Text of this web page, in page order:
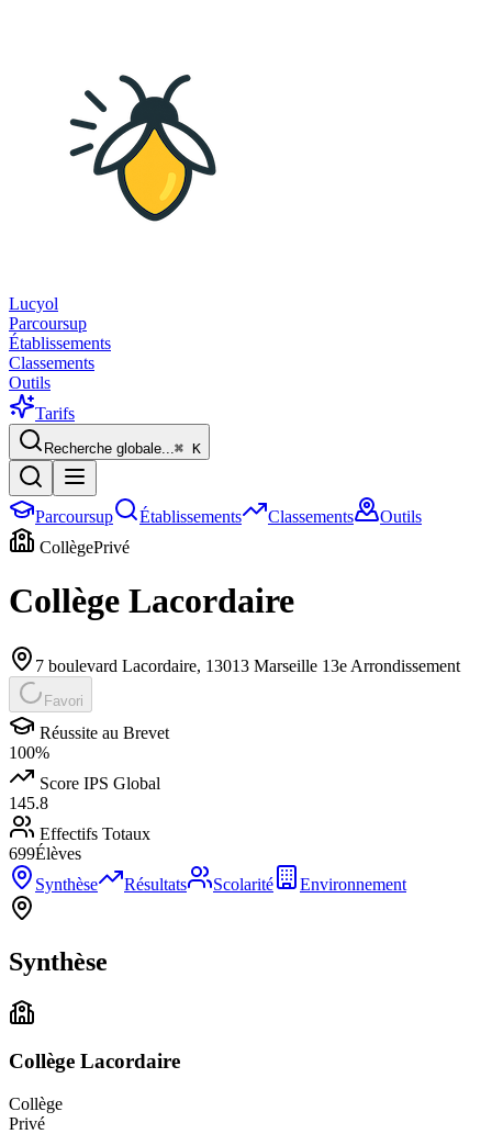
Lucyol
Parcoursup
Établissements
Classements
Outils
Tarifs
Recherche globale...⌘ K
Parcoursup Établissements Classements
Outils
CollègePrivé
Collège Lacordaire
7 boulevard Lacordaire, 13013 Marseille 13e Arrondissement
Favori
Réussite au Brevet
100%
Score IPS Global
145.8
Effectifs Totaux
699Élèves
Synthèse
Résultats Scolarité Environnement
Synthèse
Collège Lacordaire
Collège
Privé